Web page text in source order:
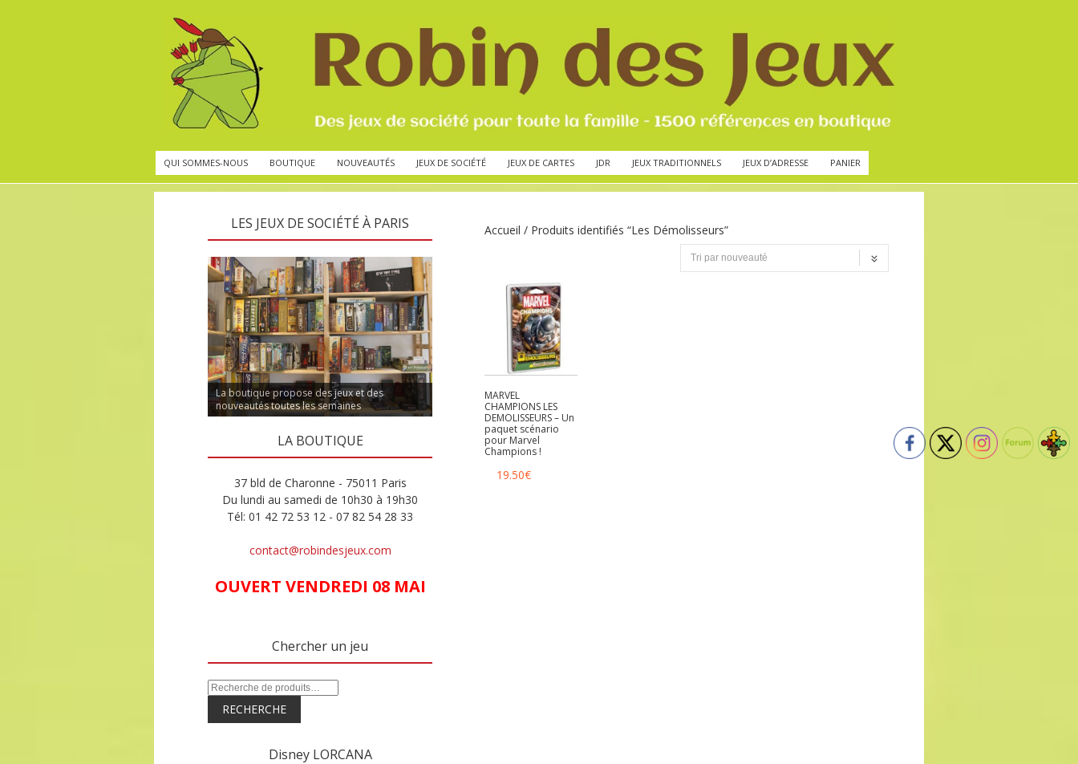
QUI SOMMES-NOUS BOUTIQUE NOUVEAUTÉS JEUX DE SOCIÉTÉ JEUX DE CARTES JDR JEUX TRADITIONNELS JEUX D’ADRESSE PANIER
Accueil / Produits identifiés “Les Démolisseurs”
MARVEL
CHAMPIONS LES
DEMOLISSEURS – Un
paquet scénario
pour Marvel
Champions !
19.50€
LES JEUX DE SOCIÉTÉ À PARIS
La boutique propose des jeux et des
nouveautés toutes les semaines
LA BOUTIQUE
37 bld de Charonne - 75011 Paris
Du lundi au samedi de 10h30 à 19h30
Tél: 01 42 72 53 12 - 07 82 54 28 33
contact@robindesjeux.com
OUVERT VENDREDI 08 MAI
Chercher un jeu
RECHERCHE
Disney LORCANA